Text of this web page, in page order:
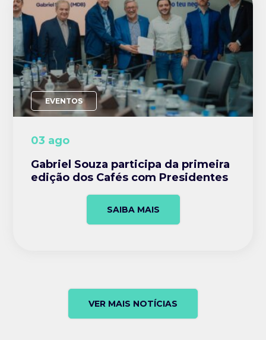
EVENTOS
03 ago
Gabriel Souza participa da primeira
edição dos Cafés com Presidentes
SAIBA MAIS
VER MAIS NOTÍCIAS